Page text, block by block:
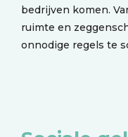
bedrijven komen.
ruimte en
onnodige regels te